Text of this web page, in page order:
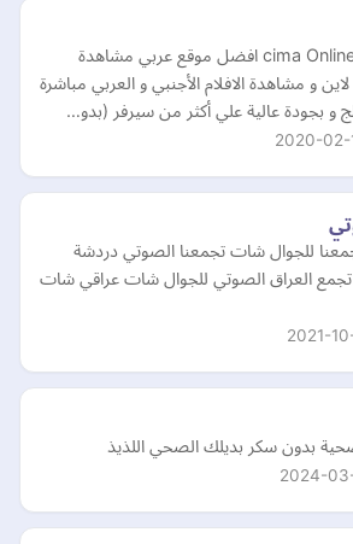
موقع سينما أون لاين cima Online افضل موقع عربي مشاهدة
و مشاهدة الافلام الأجنبي و العربي مباشرة
و بجودة عالية علي أكثر من سيرفر (بدو…
2020-02-
للجوال شات تجمعنا الصوتي دردشة
العراق الصوتي للجوال شات عراقي شات
2021-
بدون سكر بديلك الصحي اللذيذ
2024-